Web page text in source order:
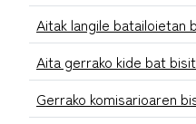
Aitak langile batailoietan
Aita gerrako kide bat
Gerrako komisarioaren